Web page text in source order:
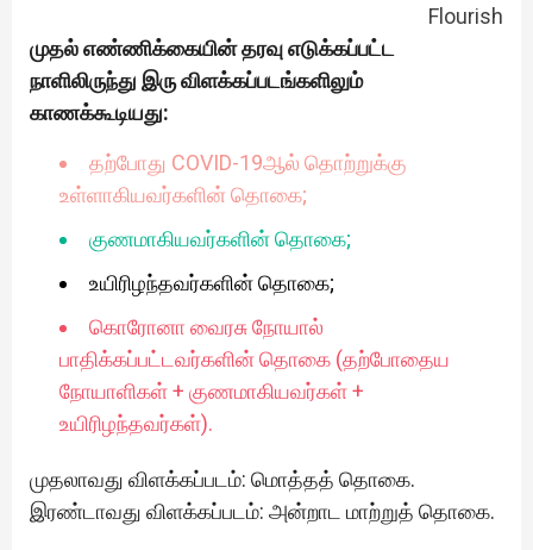
முதல் எண்ணிக்கையின் தரவு எடுக்கப்பட்ட
நாளிலிருந்து இரு விளக்கப்படங்களிலும்
காணக்கூடியது:
தற்போது COVID-19ஆல் தொற்றுக்கு
உள்ளாகியவர்களின் தொகை;
குணமாகியவர்களின் தொகை;
உயிரிழந்தவர்களின் தொகை;
கொரோனா வைரசு நோயால்
பாதிக்கப்பட்டவர்களின் தொகை (தற்போதைய
நோயாளிகள் + குணமாகியவர்கள் +
உயிரிழந்தவர்கள்).
முதலாவது விளக்கப்படம்: மொத்தத் தொகை.
இரண்டாவது விளக்கப்படம்: அன்றாட மாற்றுத் தொகை.